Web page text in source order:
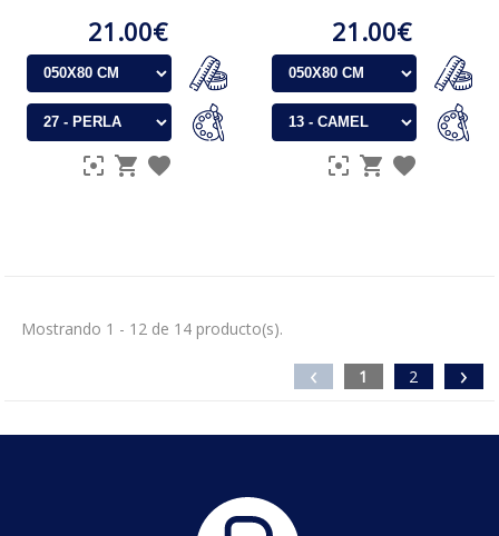
21.00€ 21.00€
Mostrando 1 - 12 de 14 producto(s).
‹ 1 2 ›